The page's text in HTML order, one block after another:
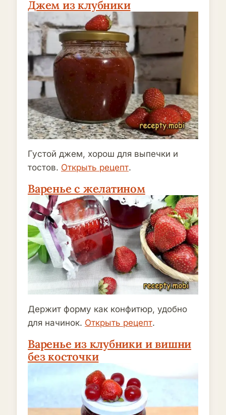
Джем из клубники
Густой джем, хорош для выпечки и
тостов. Открыть рецепт.
Варенье с желатином
Держит форму как конфитюр, удобно
для начинок. Открыть рецепт.
Варенье из клубники и вишни
без косточки